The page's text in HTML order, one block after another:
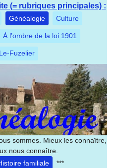
(= rubriques principales) :
Généalogie Culture
À l’ombre de la loi 1901
Fuzelier
sommes. Mieux les connaître,
nous connaître.
familiale ***